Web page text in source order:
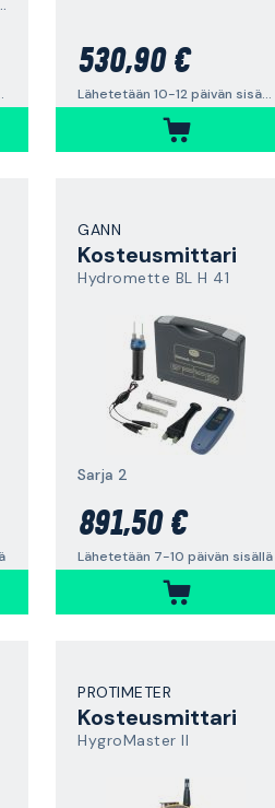
sisällä
530,90 €
Lähetetään 10-12 päivän sisällä
GANN
Kosteusmittari
Hydromette BL H 41
Sarja 2
891,50 €
Lähetetään 7-10 päivän sisällä
PROTIMETER
Kosteusmittari
HygroMaster II